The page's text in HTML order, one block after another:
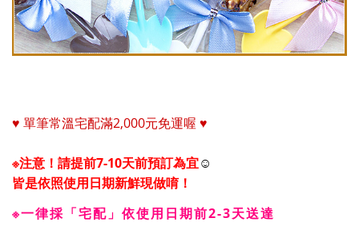
♥ 單筆常溫宅配滿2,000元免運喔 ♥
※注意！請提前7-10天前預訂為宜☺
皆是依照使用日期新鮮現做唷！
※一律採「宅配」依使用日期前2-3天送達